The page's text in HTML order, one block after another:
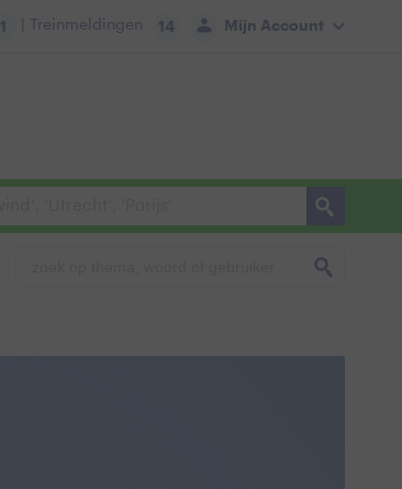
Mijn Account
1 | Treinmeldingen 14